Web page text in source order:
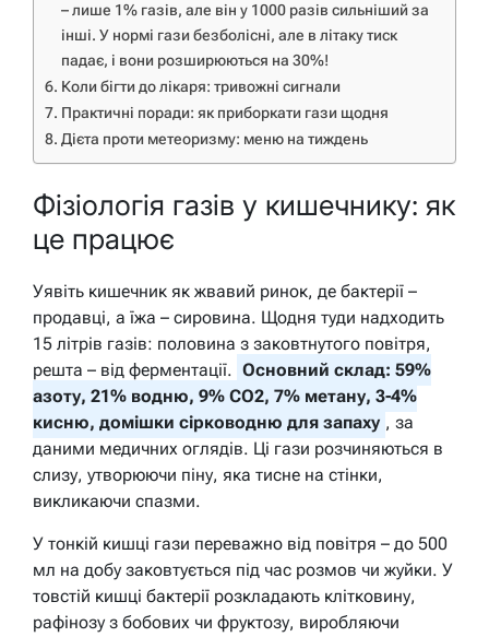
– лише 1% газів, але він у 1000 разів сильніший за
інші. У нормі гази безболісні, але в літаку тиск
падає, і вони розширюються на 30%!
Коли бігти до лікаря: тривожні сигнали
Практичні поради: як приборкати гази щодня
Дієта проти метеоризму: меню на тиждень
Фізіологія газів у кишечнику: як
це працює
Уявіть кишечник як жвавий ринок, де бактерії –
продавці, а їжа – сировина. Щодня туди надходить
15 літрів газів: половина з заковтнутого повітря,
решта – від ферментації. Основний склад: 59%
азоту, 21% водню, 9% CO2, 7% метану, 3-4%
кисню, домішки сірководню для запаху , за
даними медичних оглядів. Ці гази розчиняються в
слизу, утворюючи піну, яка тисне на стінки,
викликаючи спазми.
У тонкій кишці гази переважно від повітря – до 500
мл на добу заковтується під час розмов чи жуйки. У
товстій кишці бактерії розкладають клітковину,
рафінозу з бобових чи фруктозу, виробляючи